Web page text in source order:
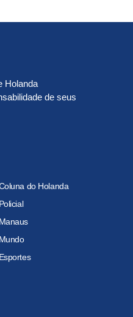
Holanda
de seus
do Holanda
Policial
Manaus
Mundo
Esportes